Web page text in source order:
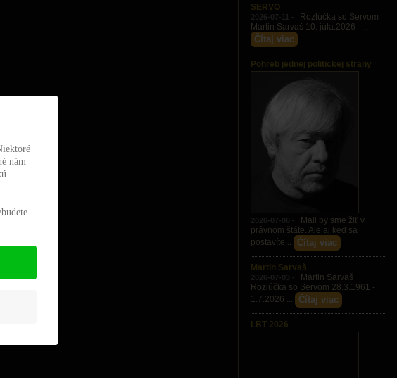
SERVO
2026-07-11 -
Rozlúčka so Servom
Martin Sarvaš 10. júla.2026 ...
Čítaj viac
Pohreb jednej politickej strany
2026-07-06 -
Mali by sme žiť v
právnom štáte. Ale aj keď sa
postavíte...
Čítaj viac
Martin Sarvaš
2026-07-03 -
Martin Sarvaš
Rozlúčka so Servom 28.3.1961 -
1.7.2026 ...
Čítaj viac
LBT 2026
nám